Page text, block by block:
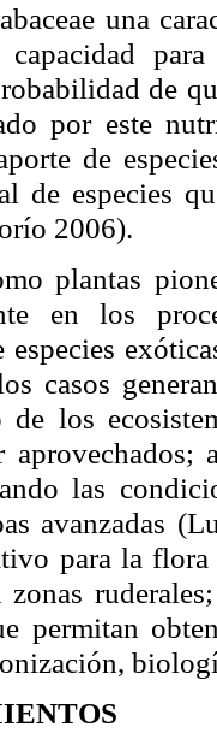
una
capacidad
de
por este
de
de especies
2006).
plantas
en los
casos
de los
aprovechados;
las
avanzadas
para la
permitan